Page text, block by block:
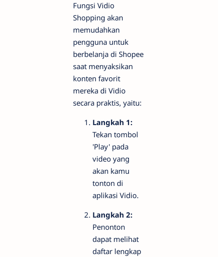
Fungsi Vidio
Shopping akan
memudahkan
pengguna untuk
berbelanja di Shopee
saat menyaksikan
konten favorit
mereka di Vidio
secara praktis, yaitu:
Langkah 1:
Tekan tombol
'Play' pada
video yang
akan kamu
tonton di
aplikasi Vidio.
Langkah 2:
Penonton
dapat melihat
daftar lengkap